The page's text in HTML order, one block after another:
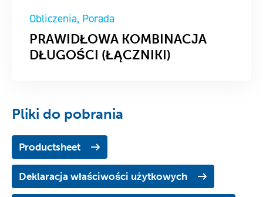
Obliczenia Porada
PRAWIDŁOWA KOMBINACJA
DŁUGOŚCI (ŁĄCZNIKI)
Pliki do pobrania
Productsheet
Deklaracja właściwości użytkowych